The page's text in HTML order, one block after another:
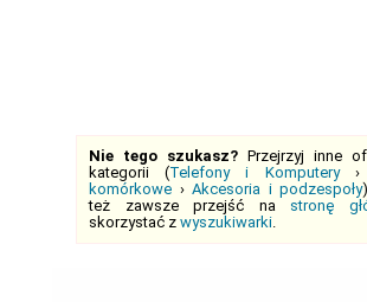
Nie tego szukasz? Przejrzyj inne
kategorii (Telefony i Komputery›
komórkowe ›Akcesoria i podzespoły
też zawsze przejść na stronę
skorzystać z wyszukiwarki.